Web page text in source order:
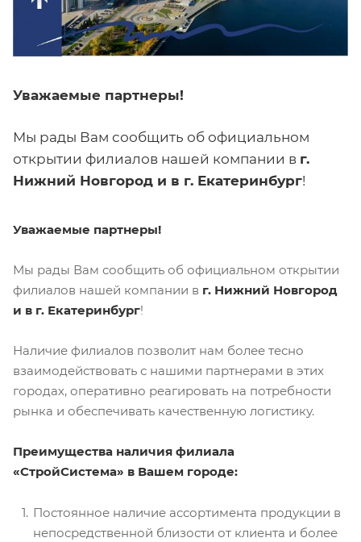
Уважаемые партнеры!
Мы рады Вам сообщить об официальном
открытии филиалов нашей компании в г.
Нижний Новгород и в г. Екатеринбург!
Уважаемые партнеры!
Мы рады Вам сообщить об официальном открытии
филиалов нашей компании в г. Нижний Новгород
и в г. Екатеринбург!
Наличие филиалов позволит нам более тесно
взаимодействовать с нашими партнерами в этих
городах, оперативно реагировать на потребности
рынка и обеспечивать качественную логистику.
Преимущества наличия филиала
«СтройСистема» в Вашем городе:
Постоянное наличие ассортимента продукции в
непосредственной близости от клиента и более